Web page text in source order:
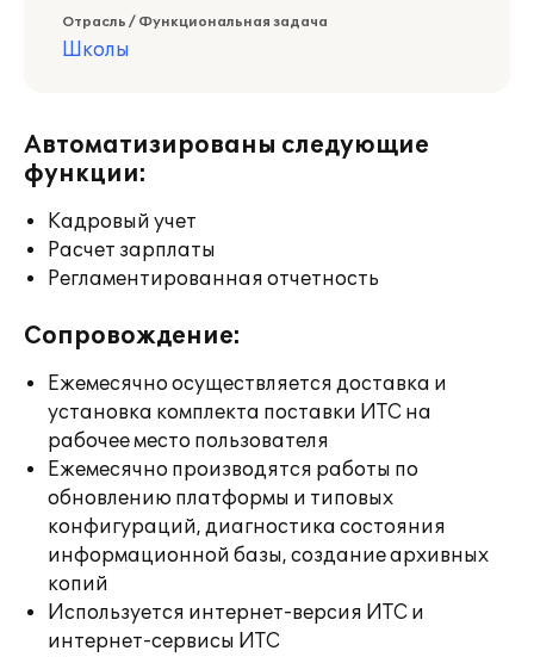
Отрасль / Функциональная задача
Школы
Автоматизированы следующие
функции:
Кадровый учет
Расчет зарплаты
Регламентированная отчетность
Сопровождение:
Ежемесячно осуществляется доставка и
установка комплекта поставки ИТС на
рабочее место пользователя
Ежемесячно производятся работы по
обновлению платформы и типовых
конфигураций, диагностика состояния
информационной базы, создание архивных
копий
Используется интернет-версия ИТС и
интернет-сервисы ИТС